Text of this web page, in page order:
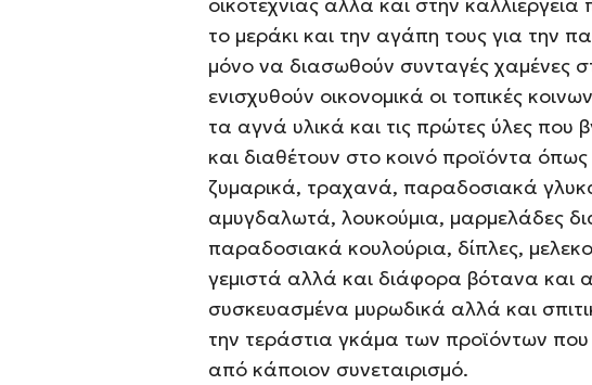
οικοτεχνίας αλλά και στην
το μεράκι και την αγάπη τους για την
μόνο να διασωθούν συνταγές χαμένες
ενισχυθούν οικονομικά οι τοπικές
τα αγνά υλικά και τις πρώτες ύλες που
και διαθέτουν στο κοινό προϊόντα όπως
ζυμαρικά, τραχανά, παραδοσιακά
αμυγδαλωτά, λουκούμια, μαρμελάδες
παραδοσιακά κουλούρια, δίπλες,
γεμιστά αλλά και διάφορα βότανα και
συσκευασμένα μυρωδικά αλλά και
την τεράστια γκάμα των προϊόντων που
από κάποιον συνεταιρισμό.